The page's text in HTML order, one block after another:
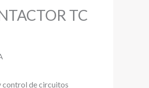
TC
control de circuitos